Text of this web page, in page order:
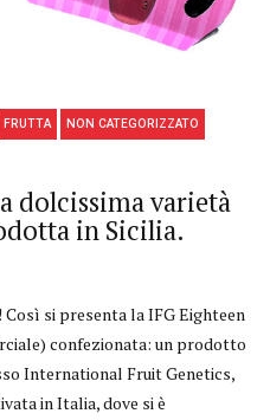
FRUTTA NON CATEGORIZZATO
dolcissima varietà
in Sicilia.
si presenta la IFG Eighteen
confezionata: un prodotto
International Fruit Genetics,
in Italia, dove si è